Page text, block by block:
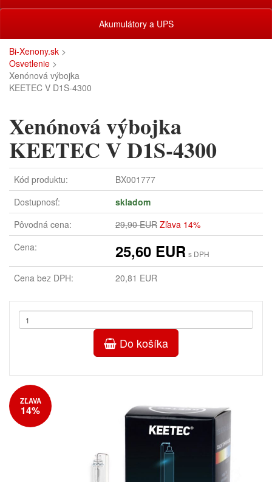
Akumulátory a UPS
Bi-Xenony.sk >
Osvetlenie >
Xenónová výbojka
KEETEC V D1S-4300
Xenónová výbojka
KEETEC V D1S-4300
Kód produktu:
BX001777
Dostupnosť:
skladom
Pôvodná cena:
29,90 EUR Zľava 14%
Cena:
25,60 EUR s DPH
Cena bez DPH: 20,81 EUR
Do košíka
ZĽAVA
14%